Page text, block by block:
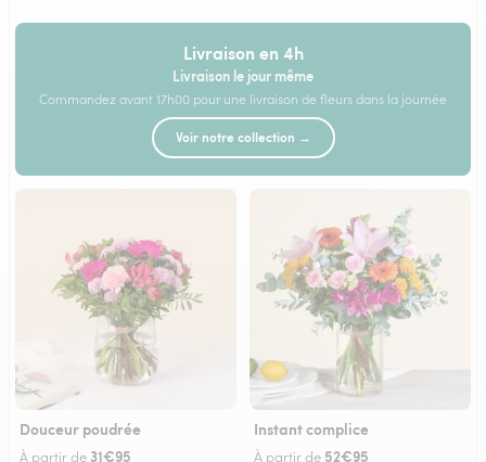
Livraison en 4h
Livraison le jour même
Commandez avant 17h00 pour une livraison de fleurs dans la journée
Voir notre collection →
Douceur poudrée
À partir de 31€95
Instant complice
À partir de 52€95